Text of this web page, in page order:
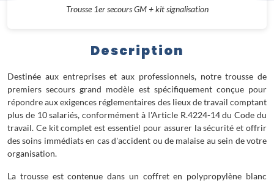
Trousse 1er secours GM + kit signalisation
Description
Destinée aux entreprises et aux professionnels, notre trousse de
premiers secours grand modèle est spécifiquement conçue pour
répondre aux exigences réglementaires des lieux de travail comptant
plus de 10 salariés, conformément à l'Article R.4224-14 du Code du
travail. Ce kit complet est essentiel pour assurer la sécurité et offrir
des soins immédiats en cas d'accident ou de malaise au sein de votre
organisation.
La trousse est contenue dans un coffret en polypropylène blanc